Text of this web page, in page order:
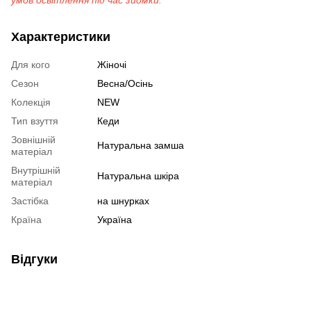
Характеристики
Для кого
Жіночі
Сезон
Весна/Осінь
Колекція
NEW
Тип взуття
Кеди
Зовнішній
матеріал
Натуральна замша
Внутрішній
матеріал
Натуральна шкіра
Застібка
на шнурках
Країна
Україна
Відгуки